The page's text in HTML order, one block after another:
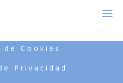
Cookies
Privacidad